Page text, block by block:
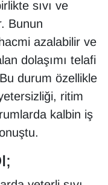
sıvı ve
Bunun
azalabilir ve
dolaşımı telafi
durum özellikle
ritim
kalbin iş